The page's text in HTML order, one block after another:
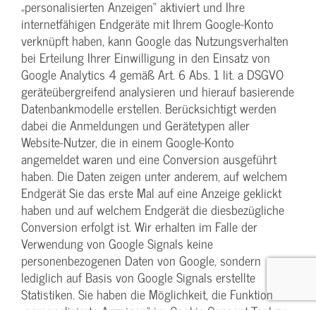
„personalisierten Anzeigen“ aktiviert und Ihre
internetfähigen Endgeräte mit Ihrem Google-Konto
verknüpft haben, kann Google das Nutzungsverhalten
bei Erteilung Ihrer Einwilligung in den Einsatz von
Google Analytics 4 gemäß Art. 6 Abs. 1 lit. a DSGVO
geräteübergreifend analysieren und hierauf basierende
Datenbankmodelle erstellen. Berücksichtigt werden
dabei die Anmeldungen und Gerätetypen aller
Website-Nutzer, die in einem Google-Konto
angemeldet waren und eine Conversion ausgeführt
haben. Die Daten zeigen unter anderem, auf welchem
Endgerät Sie das erste Mal auf eine Anzeige geklickt
haben und auf welchem Endgerät die diesbezügliche
Conversion erfolgt ist. Wir erhalten im Falle der
Verwendung von Google Signals keine
personenbezogenen Daten von Google, sondern
lediglich auf Basis von Google Signals erstellte
Statistiken. Sie haben die Möglichkeit, die Funktion